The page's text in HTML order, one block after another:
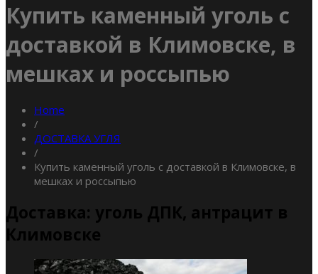
Купить каменный уголь с
доставкой в Климовске, в
мешках и россыпью
Home
/
ДОСТАВКА УГЛЯ
/
Купить каменный уголь с доставкой в Климовске, в
мешках и россыпью
Доставка: уголь ДПК, антрацит в
Климовске